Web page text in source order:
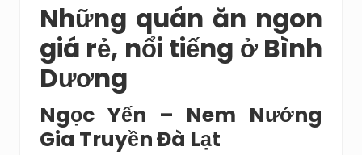
Những quán ăn ngon
giá rẻ, nổi tiếng ở Bình
Dương
Ngọc Yến – Nem Nướng
Gia Truyền Đà Lạt